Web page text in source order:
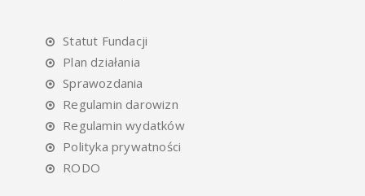
Statut Fundacji
Plan działania
Sprawozdania
Regulamin darowizn
Regulamin wydatków
Polityka prywatności
RODO